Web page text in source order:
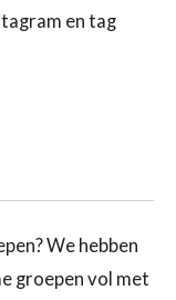
en tag
We hebben
groepen vol met